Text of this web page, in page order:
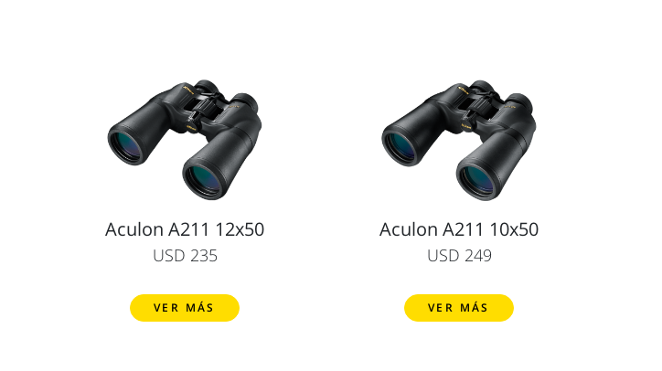
Aculon A211 12x50
USD 235
VER MÁS
Aculon A211 10x50
USD 249
VER MÁS